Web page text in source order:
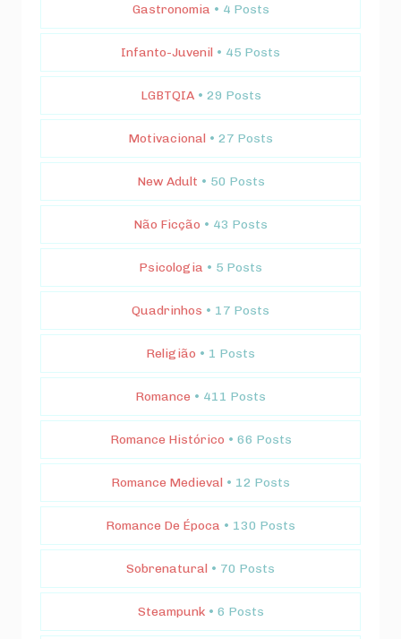
Gastronomia • 4 Posts
Infanto-Juvenil • 45 Posts
LGBTQIA • 29 Posts
Motivacional • 27 Posts
New Adult • 50 Posts
Não Ficção • 43 Posts
Psicologia • 5 Posts
Quadrinhos • 17 Posts
Religião • 1 Posts
Romance • 411 Posts
Romance Histórico • 66 Posts
Romance Medieval • 12 Posts
Romance De Época • 130 Posts
Sobrenatural • 70 Posts
Steampunk • 6 Posts